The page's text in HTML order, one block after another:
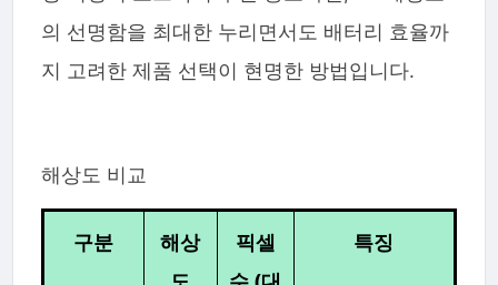
의 선명함을 최대한 누리면서도 배터리 효율까
지 고려한 제품 선택이 현명한 방법입니다.
해상도 비교
구분
해상
픽셀
특징